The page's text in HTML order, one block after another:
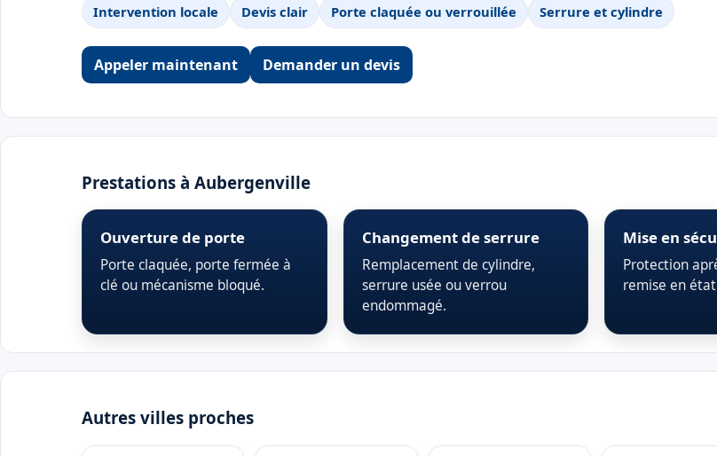
Intervention locale Devis clair Porte claquée ou verrouillée Serrure et cylindre
Appeler maintenant Demander un devis
Prestations à Aubergenville
Ouverture de porte
Porte claquée, porte fermée à
clé ou mécanisme bloqué.
Changement de serrure
Remplacement de cylindre,
serrure usée ou verrou
endommagé.
Mise en
Protection
remise en
Autres villes proches